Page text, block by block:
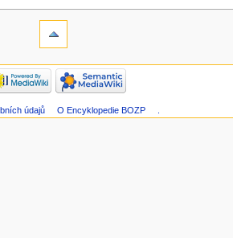
údajů O Encyklopedie BOZP